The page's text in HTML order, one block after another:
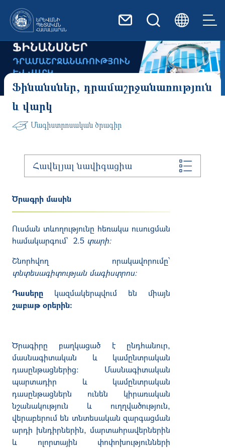
Ֆինանսներ, դրամաշրջանառություն
և վարկ
Մագիստրոսական ծրագիր
Հավելյալ նավիգացիա
Ծրագրի մասին
Ուսման տևողությունը հեռակա ուսուցման
համակարգում՝ 2.5 տարի։
Շնորհվող որակավորումը՝
տնտեսագիտության մագիստրոս։
Դասերը կազմակերպվում են միայն
շաբաթ օրերին:
Ծրագիրը բաղկացած է ընդհանուր,
մասնագիտական և կամընտրական
դասընթացներից: Մասնագիտական
պարտադիր և կամընտրական
դասընթացներն ունեն կիրառական
նշանակություն և ուղղվածություն,
վերաբերում են տնտեսական զարգացման
արդի խնդիրներին, մարտահրավերներին
և ոլորտային փոփոխությունների